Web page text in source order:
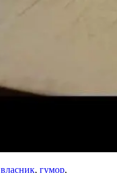
власник, гумор,